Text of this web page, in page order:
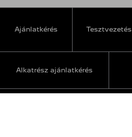
Ajánlatkérés Tesztvezetés
Alkatrész ajánlatkérés